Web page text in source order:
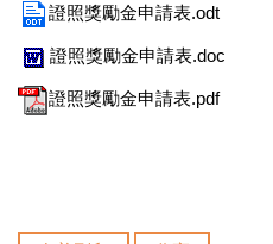
證照獎勵金申請表.odt
證照獎勵金申請表.doc
證照獎勵金申請表.pdf